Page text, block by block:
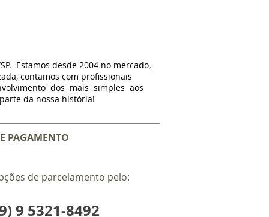
Estamos desde 2004 no mercado,
contamos com profissionais
dos mais simples aos
da nossa história!
PAGAMENTO
de parcelamento pelo:
9 5321-8492